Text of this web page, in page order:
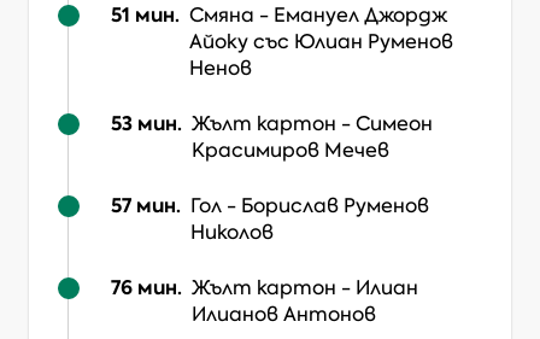
51 мин. Смяна - Емануел Джордж
Айокусъс Юлиан Руменов
Ненов
53 мин. Жълт картон -Симеон
Красимиров Мечев
57 мин. Гол - Борислав Руменов
Николов
76 мин. Жълт картон - Илиан
Илианов Антонов